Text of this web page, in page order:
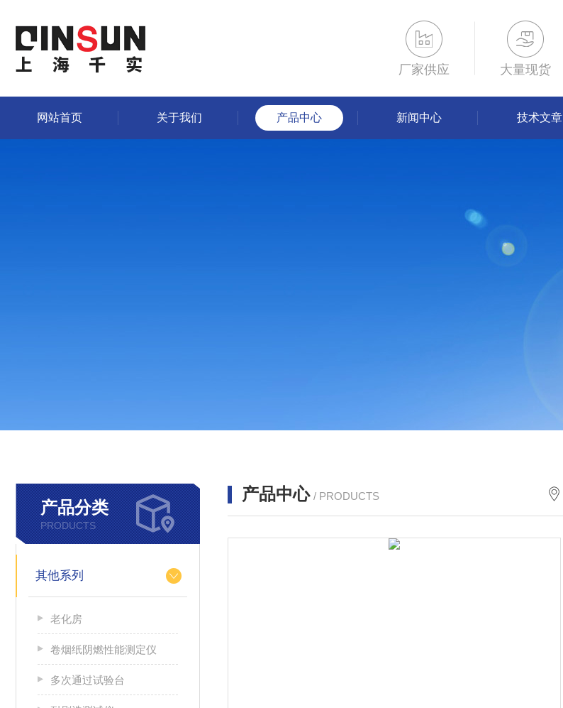
厂家供应 大量现货
网站首页 关于我们 产品中心 新闻中心 技术文章
产品分类
PRODUCTS
其他系列
老化房
卷烟纸阴燃性能测定仪
多次通过试验台
产品中心 / PRODUCTS